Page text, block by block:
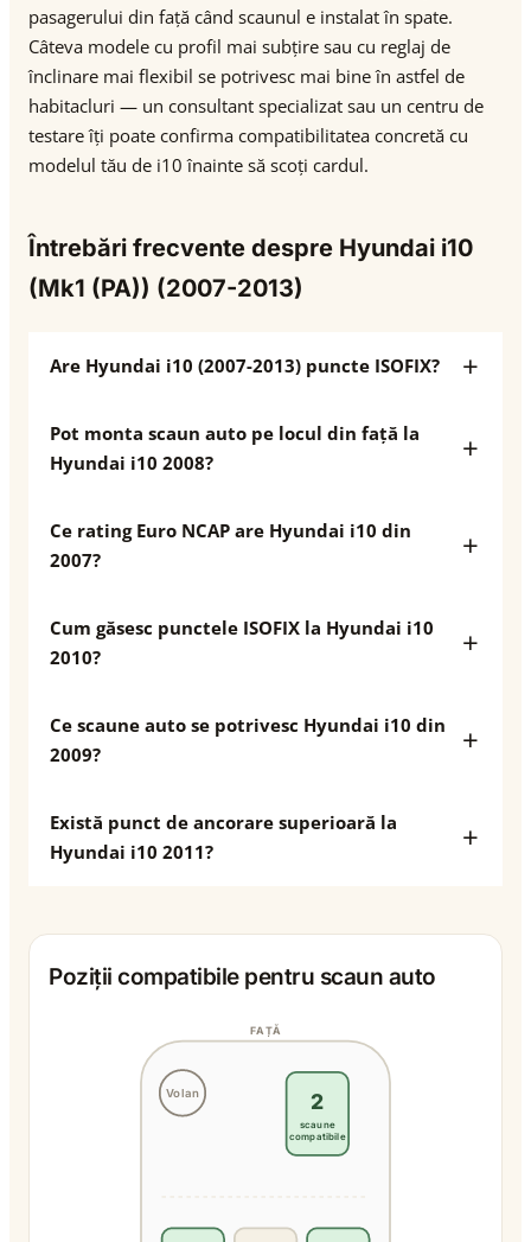
pasagerului din față când scaunul e instalat în spate.
Câteva modele cu profil mai subțire sau cu reglaj de
înclinare mai flexibil se potrivesc mai bine în astfel de
habitacluri — un consultant specializat sau un centru de
testare îți poate confirma compatibilitatea concretă cu
modelul tău de i10 înainte să scoți cardul.
Întrebări frecvente despre Hyundai i10
(Mk1 (PA)) (2007-2013)
Are Hyundai i10 (2007-2013) puncte ISOFIX?
Pot monta scaun auto pe locul din față la
Hyundai i10 2008?
Ce rating Euro NCAP are Hyundai i10 din
2007?
Cum găsesc punctele ISOFIX la Hyundai i10
2010?
Ce scaune auto se potrivesc Hyundai i10 din
2009?
Există punct de ancorare superioară la
Hyundai i10 2011?
Poziții compatibile pentru scaun auto
Volan
FAȚĂ
2
scaune
compatibile